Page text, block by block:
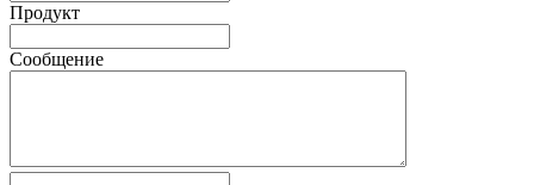
Продукт
Сообщение